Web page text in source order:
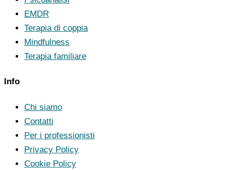
EMDR
Terapia di coppia
Mindfulness
Terapia familiare
Info
Chi siamo
Contatti
Per i professionisti
Privacy Policy
Cookie Policy